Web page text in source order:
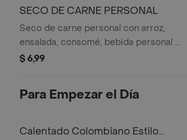
SECO DE CARNE PERSONAL
Seco de carne personal con arroz,
ensalada, consomé, bebida personal y
aguacate.
$ 6,99
Para Empezar el Día
Calentado Colombiano Estilo